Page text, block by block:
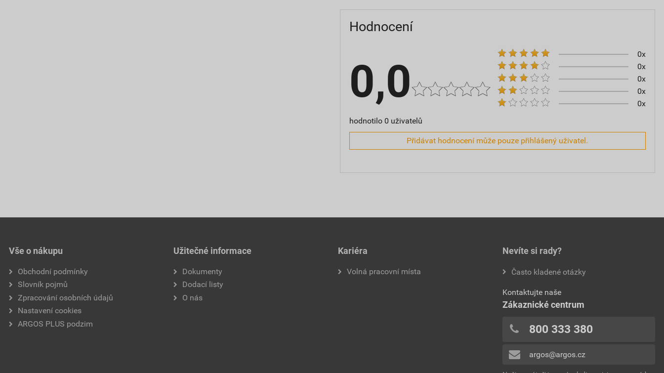
Hodnocení
0,0
hodnotilo 0 uživatelů
0x
0x
0x
0x
0x
Přidávat hodnocení může pouze přihlášený uživatel.
Vše o nákupu
Obchodní podmínky
Slovník pojmů
Zpracování osobních údajů
Nastavení cookies
ARGOS PLUS podzim
Užitečné informace
Dokumenty
Dodací listy
O nás
Kariéra
Volná pracovní místa
Nevíte si rady?
Často kladené otázky
Kontaktujte naše
Zákaznické centrum
800 333 380
argos@argos.cz